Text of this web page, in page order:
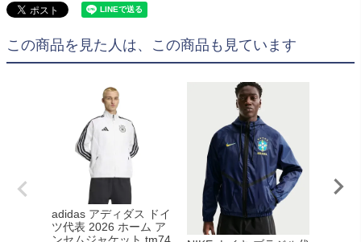
この商品を見た人は、この商品も見ています
adidas アディダス ドイ
ツ代表 2026 ホーム ア
ンセムジャケット tm74